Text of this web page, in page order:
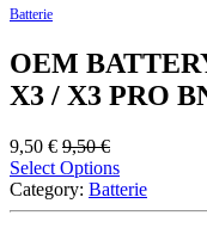
Batterie
OEM
X3 / X3 PRO
9,50 € 9,50€
Select Options
Category: Batterie